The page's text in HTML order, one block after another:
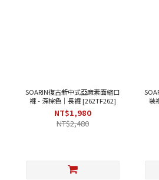
SOARIN復古新中式亞麻素面縮口
褲 - 深棕色｜長褲 [262TF262]
NT$1,980
NT$2,480
裝